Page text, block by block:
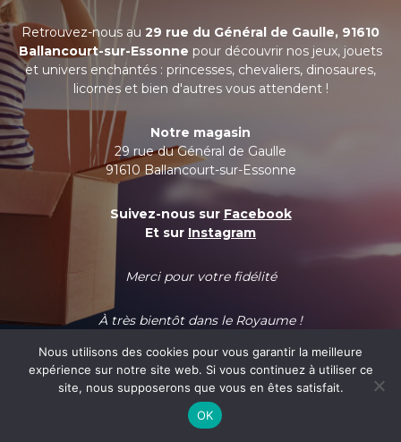
Retrouvez-nous au 29 rue du Général de Gaulle, 91610
Ballancourt-sur-Essonne pour découvrir nos jeux, jouets
et univers enchantés : princesses, chevaliers, dinosaures,
licornes et bien d'autres vous attendent !
Notre magasin
29 rue du Général de Gaulle
91610 Ballancourt-sur-Essonne
Suivez-nous sur Facebook
Et sur Instagram
Merci pour votre fidélité
À très bientôt dans le Royaume !
Nous utilisons des cookies pour vous garantir la meilleure
expérience sur notre site web. Si vous continuez à utiliser ce
site, nous supposerons que vous en êtes satisfait.
OK